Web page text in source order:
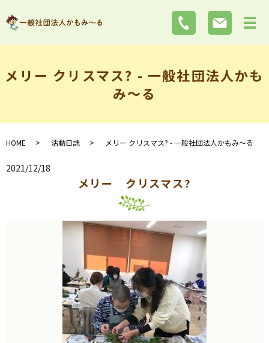
メリー クリスマス? - 一般社団法人かも
み～る
HOME 活動日誌 メリー クリスマス? - 一般社団法人かもみ～る
2021/12/18
メリー クリスマス?